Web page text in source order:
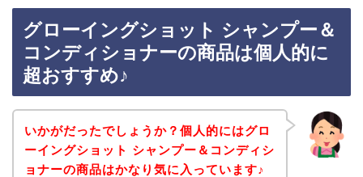
グローイングショット シャンプー＆
コンディショナーの商品は個人的に
超おすすめ♪
いかがだったでしょうか？個人的にはグロ
ーイングショット シャンプー＆コンディシ
ョナーの商品はかなり気に入っています♪